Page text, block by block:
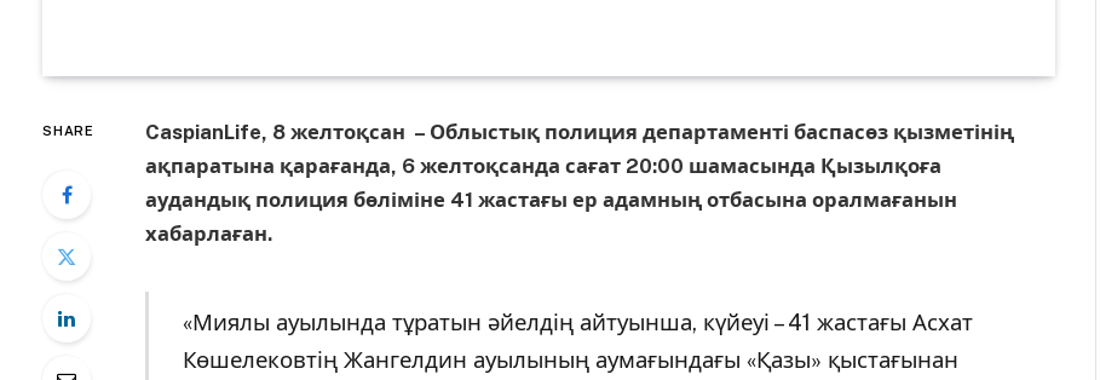
SHARE
CaspianLife, 8 желтоқсан – Облыстық полиция департаменті баспасөз қызметінің
ақпаратына қарағанда, 6 желтоқсанда сағат 20:00 шамасында Қызылқоға
аудандық полиция бөліміне 41 жастағы ер адамның отбасына оралмағанын
хабарлаған.
«Миялы ауылында тұратын әйелдің айтуынша, күйеуі – 41 жастағы Асхат
Көшелековтің Жангелдин ауылының аумағындағы «Қазы» қыстағынан